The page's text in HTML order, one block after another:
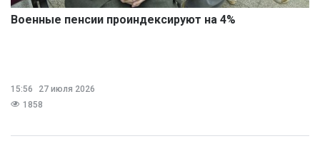
Военные пенсии проиндексируют на 4%
15:56
27 июля 2026
1858